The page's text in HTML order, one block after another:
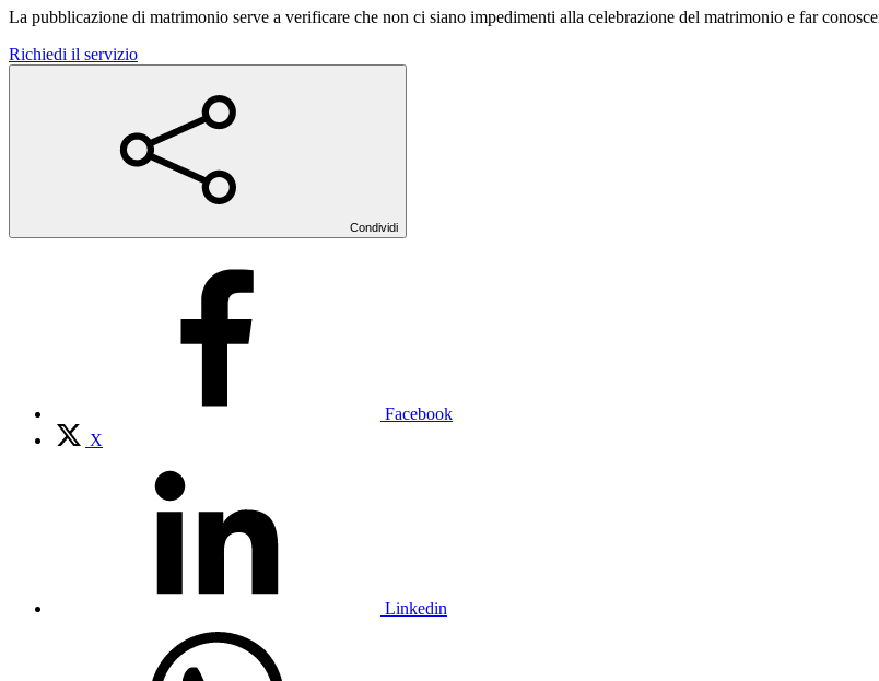
La pubblicazione di matrimonio serve a verificare che non ci siano impedimenti alla celebrazione del matrimonio e far
Richiedi il servizio
Condividi
Facebook
X
Linkedin